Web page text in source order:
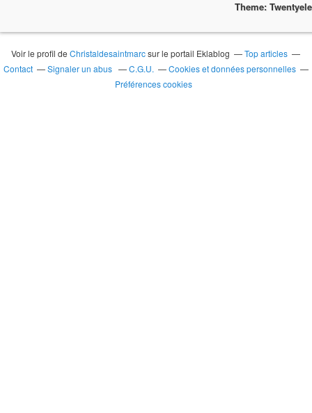
Theme:
Voir le profil deChristaldesaintmarcsur le portail Eklablog
Top articles
Contact
Signaler un abus C.G.U.
Cookies et données personnelles
Préférences cookies